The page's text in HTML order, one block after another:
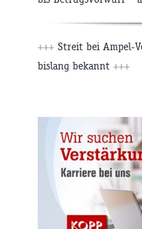
+++ Streit bei Ampel-
bislang bekannt +++